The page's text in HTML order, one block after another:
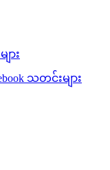
ား
သတင်းများ